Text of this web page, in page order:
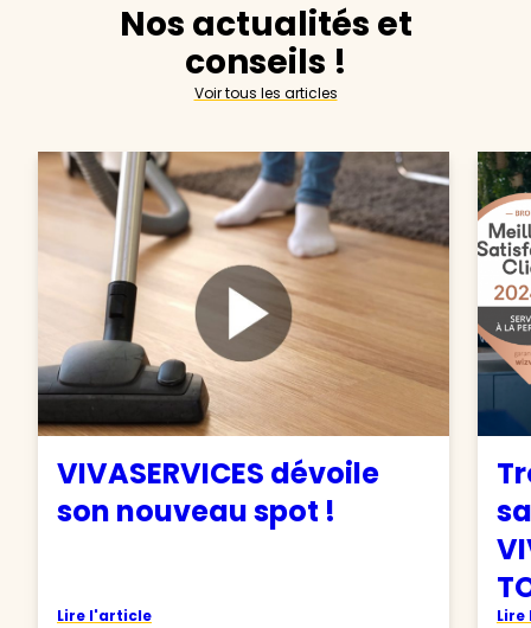
Nos actualités et
conseils !
Voir tous les articles
VIVASERVICES dévoile
son nouveau spot !
Lire l'article